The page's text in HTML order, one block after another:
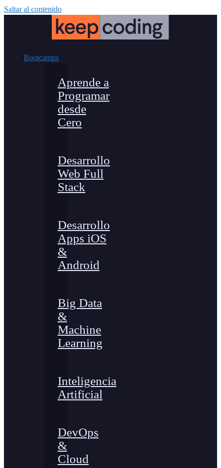
Saltar al contenido
Bootcamps
Aprende a
Programar
desde
Cero
Desarrollo
Web Full
Stack
Desarrollo
Apps iOS
&
Android
Big Data
&
Machine
Learning
Inteligencia
Artificial
DevOps
&
Cloud